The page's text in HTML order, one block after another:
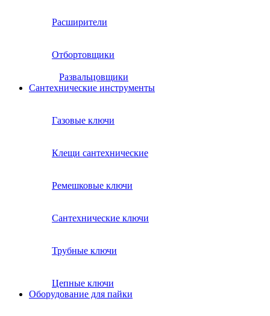
Расширители
Отбортовщики
Развальцовщики
Сантехнические инcтрументы
Газовые ключи
Клещи сантехнические
Ремешковые ключи
Сантехнические ключи
Трубные ключи
Цепные ключи
Оборудование для пайки